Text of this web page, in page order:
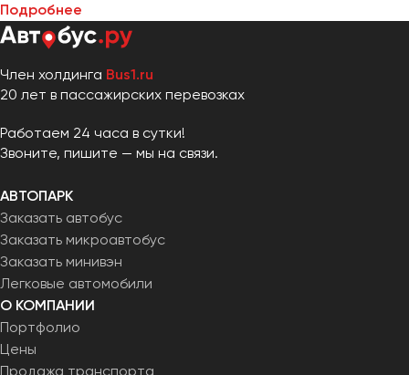
Подробнее
Член холдинга Bus1.ru
20 лет в пассажирских перевозках
Работаем 24 часа в сутки!
Звоните, пишите — мы на связи.
АВТОПАРК
Заказать автобус
Заказать микроавтобус
Заказать минивэн
Легковые автомобили
О КОМПАНИИ
Портфолио
Цены
Продажа транспорта